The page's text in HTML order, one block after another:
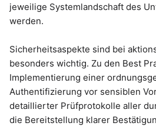
jeweilige Systemlandschaft des
werden.
Sicherheitsaspekte sind bei
besonders wichtig. Zu den Best
Implementierung einer
Authentifizierung vor sensiblen
detaillierter Prüfprotokolle aller
die Bereitstellung klarer